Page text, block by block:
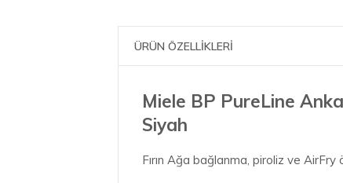
ÜRÜN ÖZELLİKLERİ
Miele BP PureLine
Siyah
Fırın Ağa bağlanma, piroliz ve